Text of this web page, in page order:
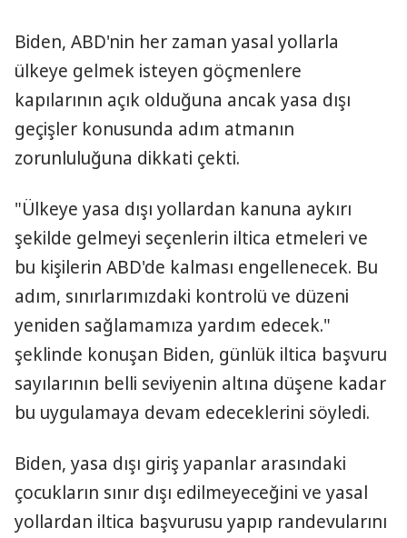
Biden, ABD'nin her zaman yasal yollarla
ülkeye gelmek isteyen göçmenlere
kapılarının açık olduğuna ancak yasa dışı
geçişler konusunda adım atmanın
zorunluluğuna dikkati çekti.
"Ülkeye yasa dışı yollardan kanuna aykırı
şekilde gelmeyi seçenlerin iltica etmeleri ve
bu kişilerin ABD'de kalması engellenecek. Bu
adım, sınırlarımızdaki kontrolü ve düzeni
yeniden sağlamamıza yardım edecek."
şeklinde konuşan Biden, günlük iltica başvuru
sayılarının belli seviyenin altına düşene kadar
bu uygulamaya devam edeceklerini söyledi.
Biden, yasa dışı giriş yapanlar arasındaki
çocukların sınır dışı edilmeyeceğini ve yasal
yollardan iltica başvurusu yapıp randevularını